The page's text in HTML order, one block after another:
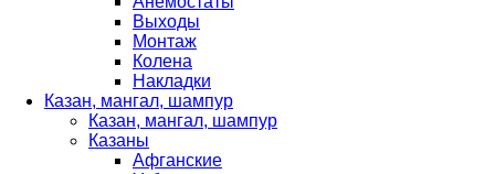
Выходы
Монтаж
Колена
Накладки
Казан, мангал, шампур
Казан, мангал, шампур
Казаны
Афганские